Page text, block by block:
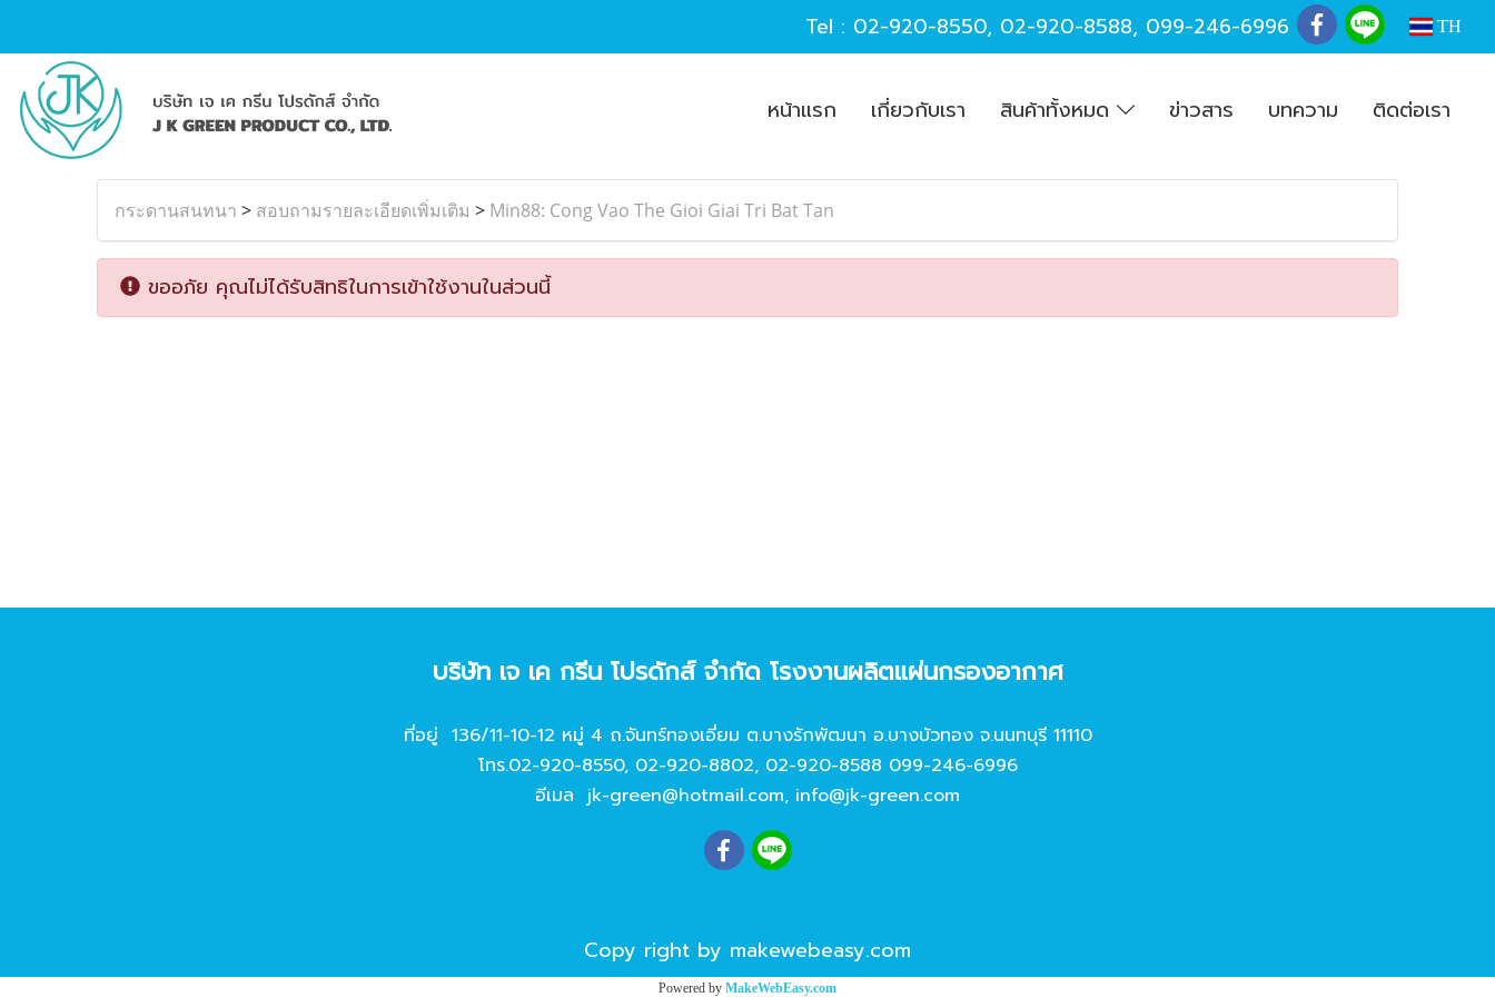
Tel : 02-920-8550, 02-920-8588, 099-246-6996 TH
หน้าแรก เกี่ยวกับเรา สินค้าทั้งหมด ข่าวสาร บทความ ติดต่อเรา
กระดานสนทนา > สอบถามรายละเอียดเพิ่มเติม > Min88: Cong Vao The Gioi Giai Tri Bat Tan
ขออภัย คุณไม่ได้รับสิทธิในการเข้าใช้งานในส่วนนี้
บริษัท เจ เค กรีน โปรดักส์ จํากัด โรงงานผลิตแผ่นกรองอากาศ
ที่อยู่ 136/11-10-12 หมู่ 4 ถ.จันทร์ทองเอี่ยม ต.บางรักพัฒนา อ.บางบัวทอง จ.นนทบุรี 11110
โทร.02-920-8550, 02-920-8802, 02-920-8588 099-246-6996
อีเมล jk-green@hotmail.com, info@jk-green.com
Copy right by makewebeasy.com
Powered by MakeWebEasy.com